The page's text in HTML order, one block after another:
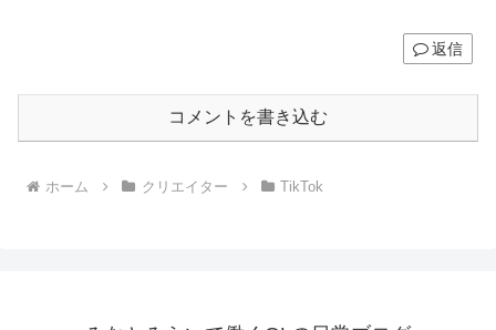
返信
コメントを書き込む
ホーム クリエイター TikTok